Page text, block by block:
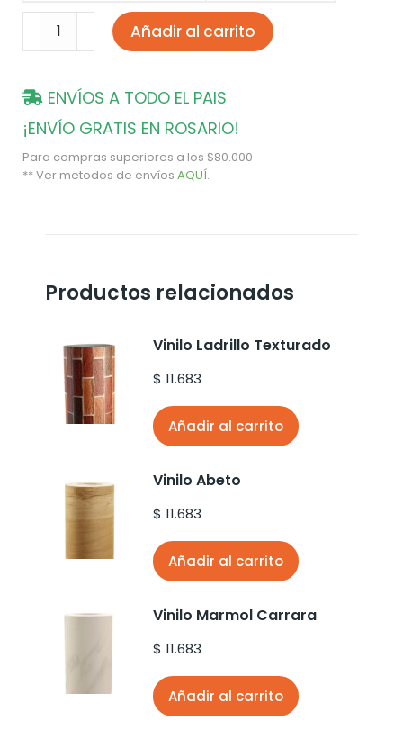
Añadir al carrito
ENVÍOS A TODO EL PAIS
¡ENVÍO GRATIS EN ROSARIO!
Para compras superiores a los $80.000
** Ver metodos de envíos AQUÍ.
Productos relacionados
Vinilo Ladrillo Texturado
$ 11.683
Añadir al carrito
Vinilo Abeto
$ 11.683
Añadir al carrito
Vinilo Marmol Carrara
$ 11.683
Añadir al carrito